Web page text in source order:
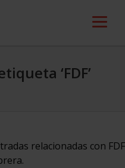
‘FDF’
relacionadas con FDF